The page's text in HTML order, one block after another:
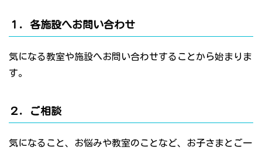
１．各施設へお問い合わせ
気になる教室や施設へお問い合わせすることから始まりま
す。
２．ご相談
気になること、お悩みや教室のことなど、お子さまとご一